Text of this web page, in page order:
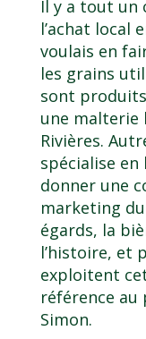
Il y a tout un
l’achat local
voulais en
les grains
sont
une malterie
Rivières.
spécialise
donner une
marketing
égards, la
l’histoire, et
exploitent
référence au
Simon.